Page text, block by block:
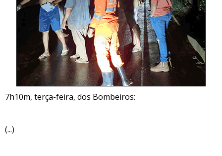
7h10m, terça-feira, dos Bombeiros:
(...)